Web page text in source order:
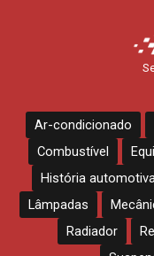
Ar-condicionado
Combustível
História
Lâmpadas
Radiador